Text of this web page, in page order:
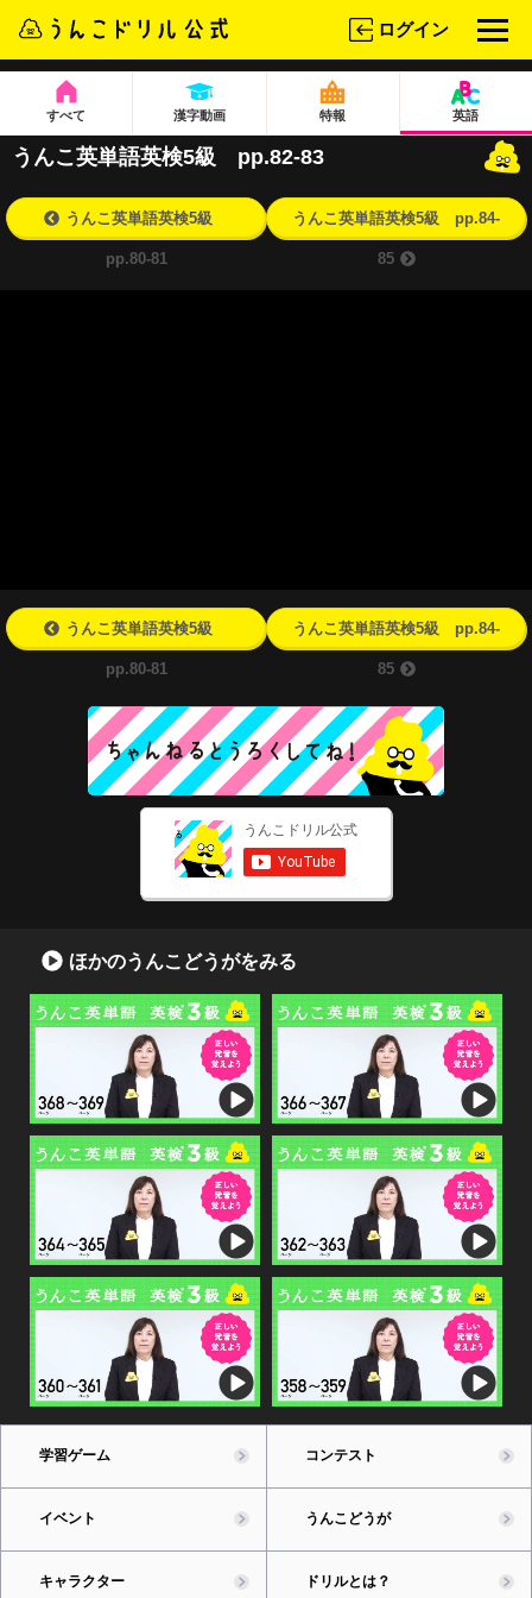
ログイン
すべて 漢字動画 特報 英語
うんこ英単語英検5級 pp.82-83
うんこ英単語英検5級
pp.80-81
うんこ英単語英検5級 pp.84-
85
うんこ英単語英検5級
pp.80-81
うんこ英単語英検5級 pp.84-
85
ほかのうんこどうがをみる
学習ゲーム コンテスト
イベント うんこどうが
キャラクター ドリルとは？